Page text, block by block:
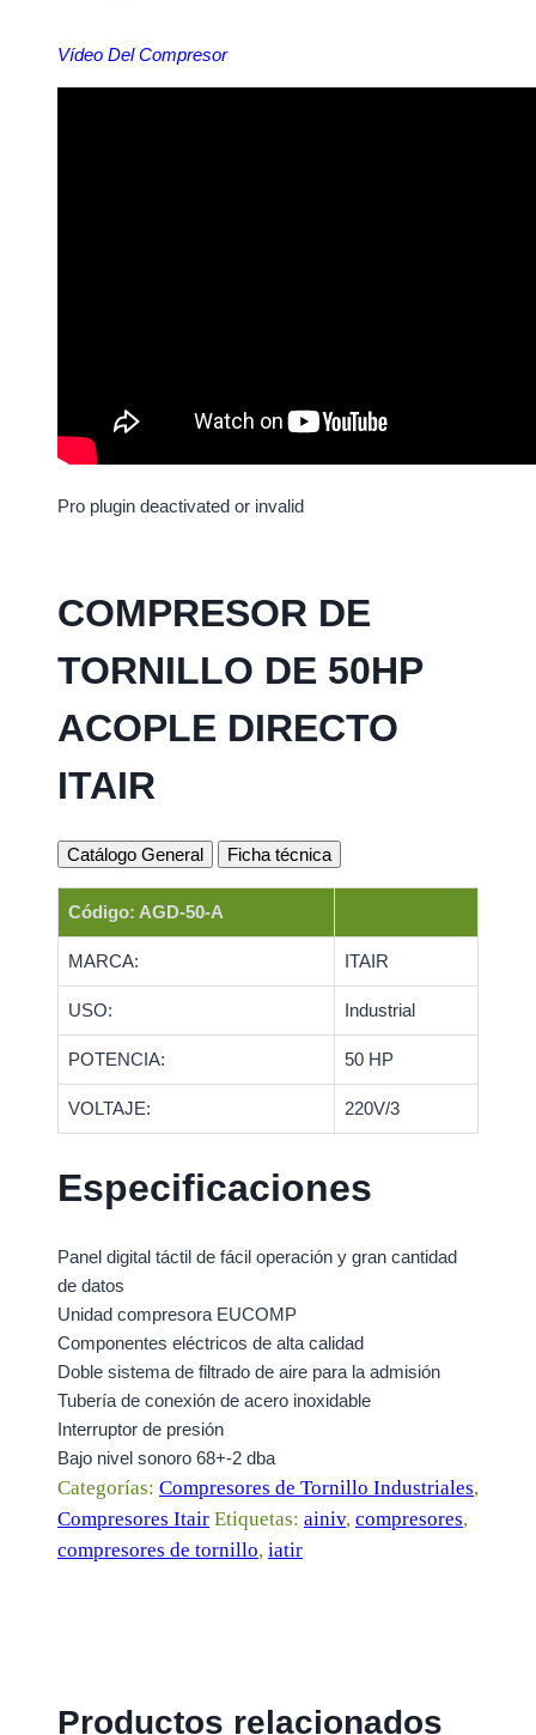
Vídeo Del Compresor
Pro plugin deactivated or invalid
COMPRESOR DE
TORNILLO DE 50HP
ACOPLE DIRECTO
ITAIR
Catálogo General Ficha técnica
Código: AGD-50-A
MARCA: ITAIR
USO: Industrial
POTENCIA: 50 HP
VOLTAJE: 220V/3
Especificaciones
Panel digital táctil de fácil operación y gran cantidad
de datos
Unidad compresora EUCOMP
Componentes eléctricos de alta calidad
Doble sistema de filtrado de aire para la admisión
Tubería de conexión de acero inoxidable
Interruptor de presión
Bajo nivel sonoro 68+-2 dba
Categorías: Compresores de Tornillo Industriales,
Compresores Itair Etiquetas: ainiv, compresores,
compresores de tornillo, iatir
Productos relacionados